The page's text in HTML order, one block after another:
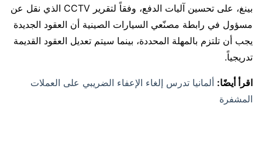
بينغ، على تحسين آليات الدفع، وفقاً لتقرير CCTV الذي نقل عن
مسؤول في رابطة مصنّعي السيارات الصينية أن العقود الجديدة
يجب أن تلتزم بالمهلة المحددة، بينما سيتم تعديل العقود القديمة
تدريجياً.
اقرأ أيضًا: ألمانيا تدرس إلغاء الإعفاء الضريبي على العملات
المشفرة